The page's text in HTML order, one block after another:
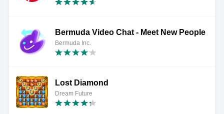
Bermuda Video Chat - Meet New People
Bermuda Inc.
Lost Diamond
Dream Future